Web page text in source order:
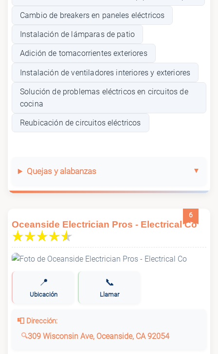
Cambio de breakers en paneles eléctricos
Instalación de lámparas de patio
Adición de tomacorrientes exteriores
Instalación de ventiladores interiores y exteriores
Solución de problemas eléctricos en circuitos de
cocina
Reubicación de circuitos eléctricos
Quejas y alabanzas
6
Oceanside Electrician Pros - Electrical Co
📍
Ubicación
📞
Llamar
📮 Dirección:
309 Wisconsin Ave, Oceanside, CA 92054